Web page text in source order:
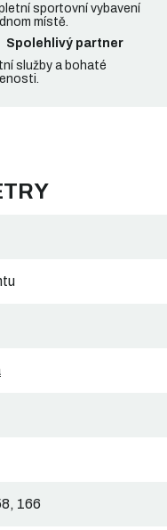
sportovní vybavení
místě.
Spolehlivý partner
služby a bohaté
166